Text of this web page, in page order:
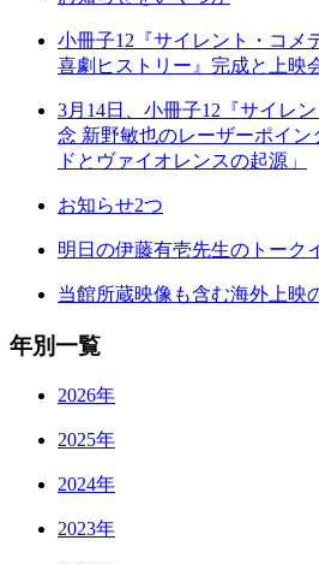
小冊子12『サイレント・コメ
喜劇ヒストリー』完成と上映
3月14日、小冊子12『サイレ
念 新野敏也のレーザーポイ
ドとヴァイオレンスの起源」
お知らせ2つ
明日の伊藤有壱先生のトーク
当館所蔵映像も含む海外上映
年別一覧
2026年
2025年
2024年
2023年